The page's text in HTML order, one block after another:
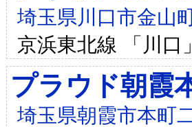
埼玉県川口市金山
京浜東北線 「川口
プラウド朝霞
埼玉県朝霞市本町